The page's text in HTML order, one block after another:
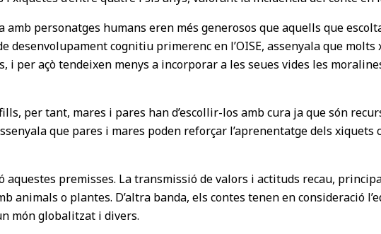
personatges humans eren més generosos que aquells que
cognitiu primerenc en l’OISE, assenyala que
per açò tendeixen menys a incorporar a les seues vides les
per tant, mares i pares han d’escollir-los amb cura ja que són
que pares i mares poden reforçar l’aprenentatge dels
premisses. La transmissió de valors i actituds recau,
o plantes. D’altra banda, els contes tenen en consideració
món globalitzat i divers.